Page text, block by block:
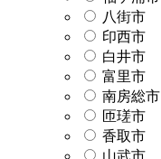
八街市
印西市
白井市
富里市
南房総市
匝瑳市
香取市
山武市